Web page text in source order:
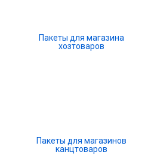
Пакеты для магазина
хозтоваров
Пакеты для магазинов
канцтоваров